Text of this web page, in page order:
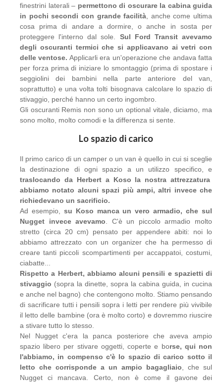
finestrini laterali – permettono di oscurare la cabina guida
in pochi secondi con grande facilità, anche come ultima
cosa prima di andare a dormire, o anche in sosta per
proteggere l'interno dal sole. Sul Ford Transit avevamo
degli oscuranti termici che si applicavano ai vetri con
delle ventose. Applicarli era un'operazione che andava fatta
per forza prima di iniziare lo smontaggio (prima di spostare i
seggiolini dei bambini nella parte anteriore del van,
soprattutto) e una volta tolti bisognava calcolare lo spazio di
stivaggio, perché hanno un certo ingombro.
Gli oscuranti Remis non sono un optional vitale, diciamo, ma
sono molto, molto comodi e la differenza si sente.
Lo spazio di carico
Il primo carico di un camper o un van è quello in cui si sceglie
la destinazione di ogni spazio a un utilizzo specifico, e
traslocando da Herbert a Koso la nostra attrezzatura
abbiamo notato alcuni spazi più ampi, altri invece che
richiedevano un sacrificio.
Ad esempio, su Koso manca un vero armadio, che sul
Nugget invece avevamo. C'è un piccolo armadio molto
stretto (circa 20 cm) pensato per appendere abiti: noi lo
abbiamo attrezzato con un organizer che ha permesso di
creare tanti piccoli scompartimenti per accappatoi, costumi,
ciabatte...
Rispetto a Herbert, abbiamo alcuni pensili e spazietti di
stivaggio (sopra la dinette, sopra la cabina guida, in cucina
e anche nel bagno) che contengono molto. Stiamo pensando
di sacrificare tutti i pensili sopra i letti per rendere più vivibile
il letto delle bambine (ora è molto corto) e dovremmo riuscire
a stivare tutto lo stesso.
Nel Nugget c'era la panca posteriore che aveva ampio
spazio libero per stivare oggetti, coperte e borse, qui non
l'abbiamo, in compenso c'è lo spazio di carico sotto il
letto che corrisponde a un ampio bagagliaio, che sul
Nugget ci mancava. Certo, non è come il gavone dei